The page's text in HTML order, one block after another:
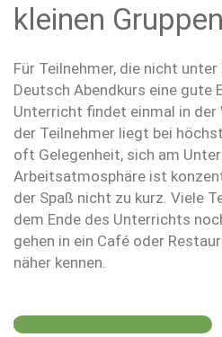
kleinen Gruppen
Für Teilnehmer, die nicht
Deutsch Abendkurs eine gute
Unterricht findet einmal in der
der Teilnehmer liegt bei
oft Gelegenheit, sich am
Arbeitsatmosphäre ist
der Spaß nicht zu kurz. Viele
dem Ende des Unterrichts
gehen in ein Café oder
näher kennen.
Preise, Start und Termine